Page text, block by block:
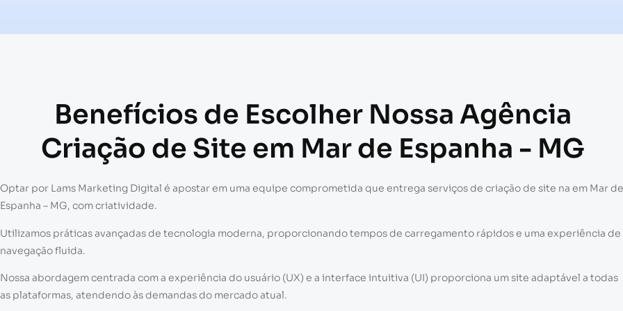
Benefícios de Escolher Nossa Agência
Criação de Site em Mar de Espanha - MG
Optar por Lams Marketing Digital é apostar em uma equipe comprometida que entrega serviços de criação de site na em Mar de
Espanha – MG, com criatividade.
Utilizamos práticas avançadas de tecnologia moderna, proporcionando tempos de carregamento rápidos e uma experiência de
navegação fluida.
Nossa abordagem centrada com a experiência do usuário (UX) e a interface intuitiva (UI) proporciona um site adaptável a todas
as plataformas, atendendo às demandas do mercado atual.